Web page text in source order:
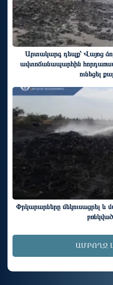
Արտակարգ դեպք՝ Վայոց
ավտոճանապարհին
ունեցել
Փրկարարները մեկուսացրել և
ԱՄԲՈՂՋ